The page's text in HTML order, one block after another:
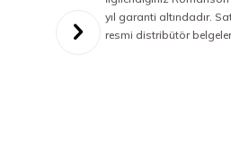
yıl garanti altındadır.
resmi distribütör